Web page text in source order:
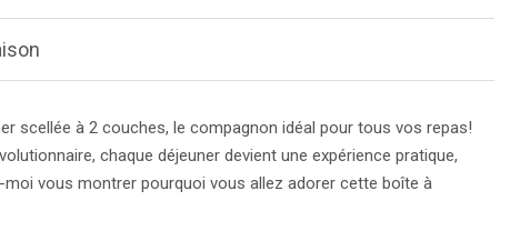
scellée à 2 couches, le compagnon idéal pour tous vos repas!
chaque déjeuner devient une expérience pratique,
moi vous montrer pourquoi vous allez adorer cette boîte à